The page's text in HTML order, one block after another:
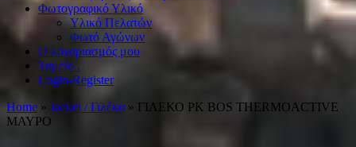
Φωτογραφικό Υλικό
Υλικό Πελατών
Φωτό Αγώνων
Ο λογαριασμός μου
Ταμείο .
Login-Register
Home » Jacket / Γιλέκα » ΓΙΛΕΚΟ PK BOS THERMOACTIVE
ΜΑΥΡΟ